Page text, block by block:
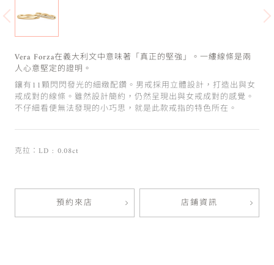
Vera Forza在義大利文中意味著「真正的堅強」。一縷線條是兩
人心意堅定的證明。
鑲有11顆閃閃發光的細緻配鑽。男戒採用立體設計，打造出與女
戒成對的線條。雖然設計簡約，仍然呈現出與女戒成對的感覺。
不仔細看便無法發現的小巧思，就是此款戒指的特色所在。
克拉：LD : 0.08ct
預約來店 店鋪資訊